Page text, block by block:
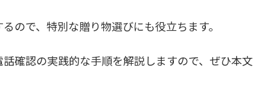
ので、特別な贈り物選びにも役立ちます。
確認の実践的な手順を解説しますので、ぜひ本文